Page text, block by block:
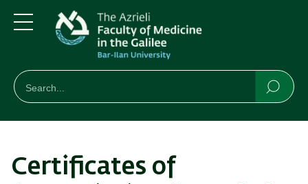
to
main
content
to
main
Navigation
חיפוש
Search
Certificates of